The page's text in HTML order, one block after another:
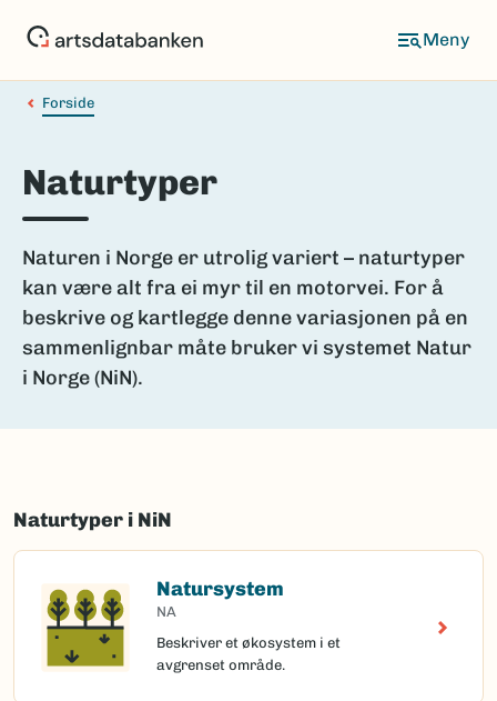
Forside
Naturtyper
Naturen i Norge er utrolig variert – naturtyper
kan være alt fra ei myr til en motorvei. For å
beskrive og kartlegge denne variasjonen på en
sammenlignbar måte bruker vi systemet Natur
i Norge (NiN).
Naturtyper i NiN
Natursystem
NA
Beskriver et økosystem i et
avgrenset område.